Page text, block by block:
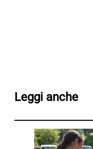
Leggi anche